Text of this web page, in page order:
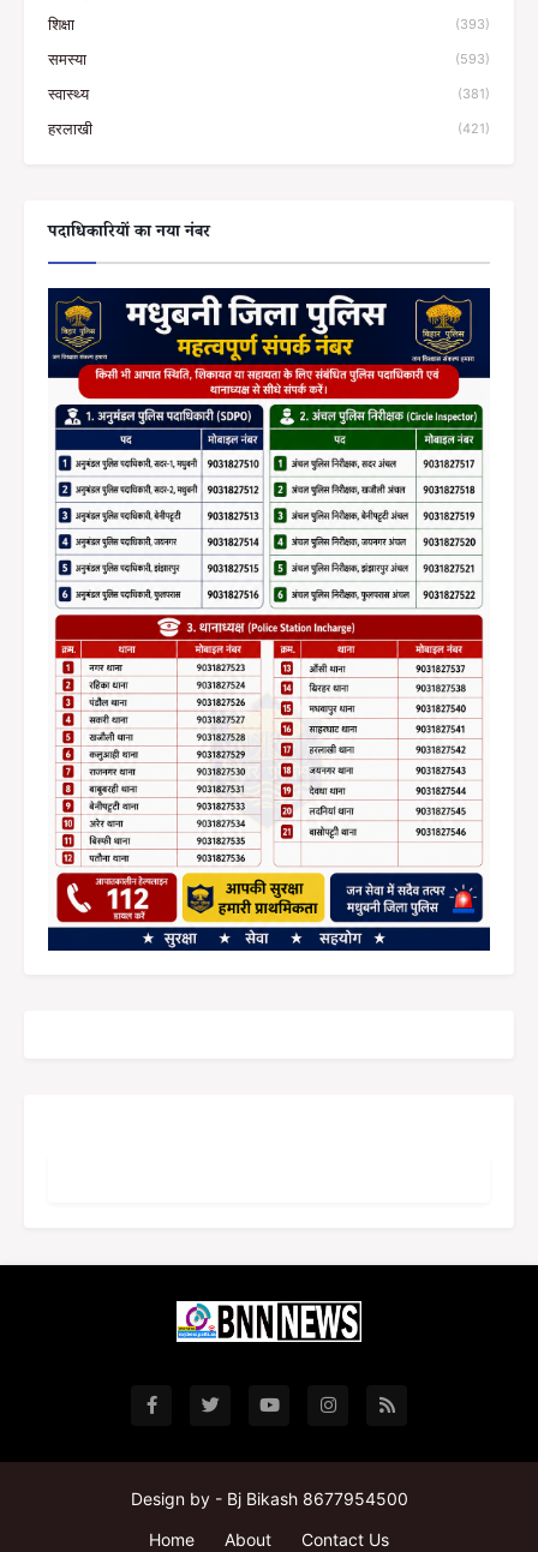
शिक्षा (393)
समस्या (593)
स्वास्थ्य (381)
हरलाखी (421)
पदाधिकारियों का नया नंबर
Design by - Bj Bikash 8677954500
Home
About Contact Us